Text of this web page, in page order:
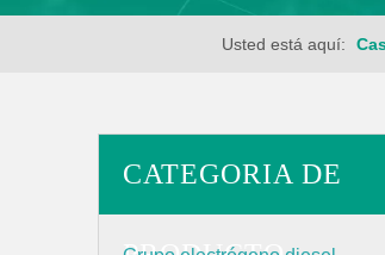
Usted está aquí:
CATEGORIA DE